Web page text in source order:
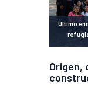
Último
Origen,